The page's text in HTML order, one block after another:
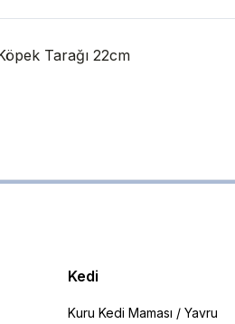
Tarağı 22cm
Kedi
Kuru Kedi Maması / Yavru